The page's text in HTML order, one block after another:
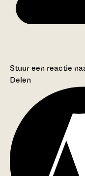
Stuur een reactie
Delen